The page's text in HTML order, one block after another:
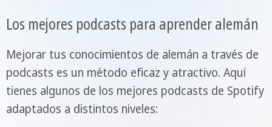
Los mejores podcasts para aprender alemán
Mejorar tus conocimientos de alemán a través de
podcasts es un método eficaz y atractivo. Aquí
tienes algunos de los mejores podcasts de Spotify
adaptados a distintos niveles: